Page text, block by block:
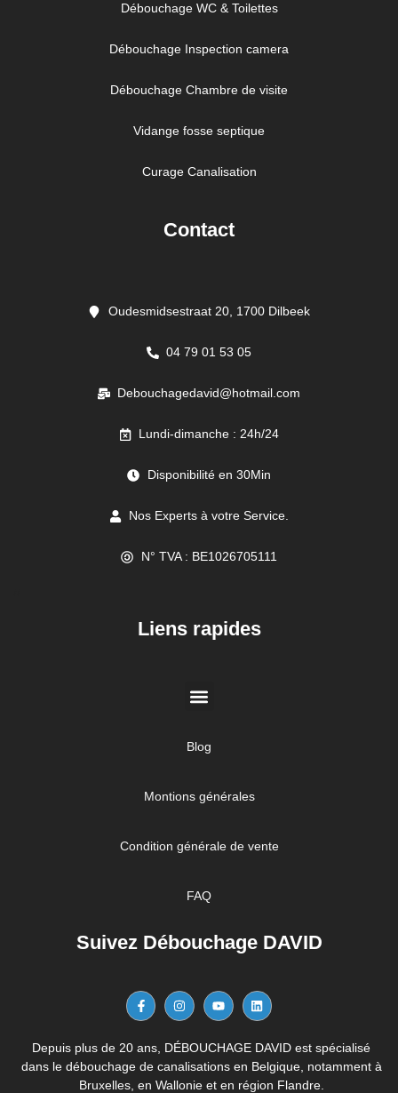
Débouchage WC & Toilettes
Débouchage Inspection camera
Débouchage Chambre de visite
Vidange fosse septique
Curage Canalisation
Contact
Oudesmidsestraat 20, 1700 Dilbeek
04 79 01 53 05
Debouchagedavid@hotmail.com
Lundi-dimanche : 24h/24
Disponibilité en 30Min
Nos Experts à votre Service.
N° TVA : BE1026705111
Liens rapides
Blog
Montions générales
Condition générale de vente
FAQ
Suivez Débouchage DAVID
Depuis plus de 20 ans, DÉBOUCHAGE DAVID est spécialisé
dans le débouchage de canalisations en Belgique, notamment à
Bruxelles, en Wallonie et en région Flandre.